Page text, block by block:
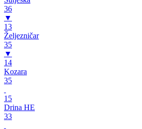
36
▼
13
Željezničar
35
▼
14
Kozara
35
15
Drina HE
33